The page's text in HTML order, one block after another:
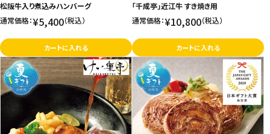
松阪牛入り煮込みハンバーグ
通常価格：¥5,400（税込）
カートに入れる
「千成亭」近江牛 すき焼き用
通常価格：¥10,800（税込）
カートに入れる